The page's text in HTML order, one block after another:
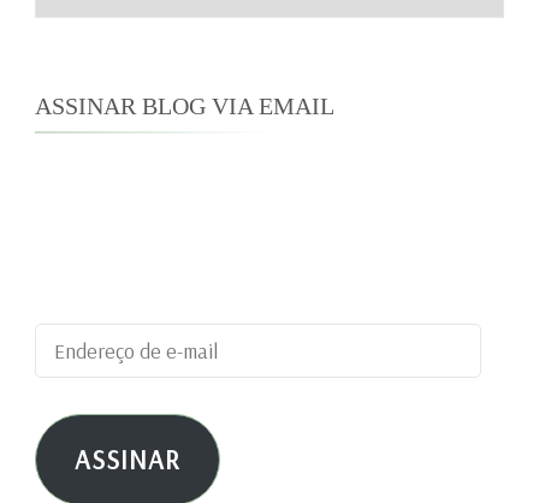
ASSINAR BLOG VIA EMAIL
Endereço
de
e-
mail ASSINAR